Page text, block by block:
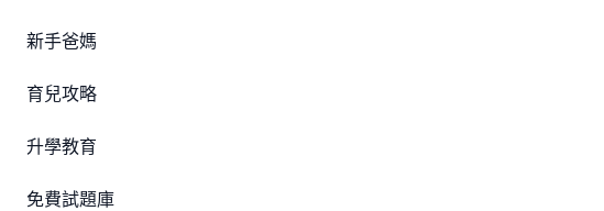
新手爸媽
育兒攻略
升學教育
免費試題庫